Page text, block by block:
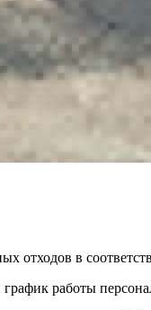
отходов в
работы